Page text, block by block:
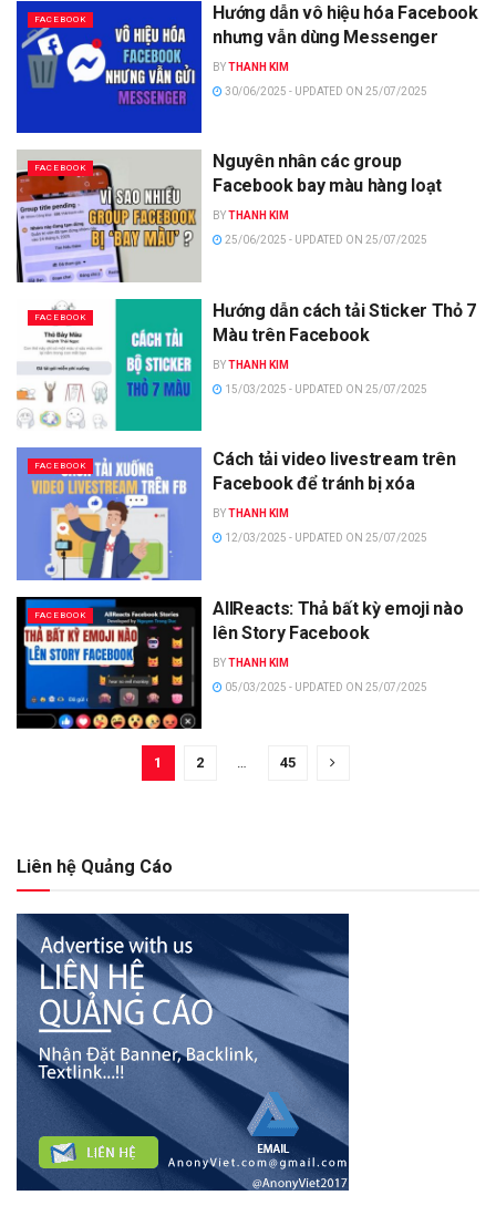
FACEBOOK
Hướng dẫn vô hiệu hóa Facebook
nhưng vẫn dùng Messenger
BYTHANH KIM
30/06/2025 - UPDATED ON 25/07/2025
FACEBOOK
Nguyên nhân các group
Facebook bay màu hàng loạt
BYTHANH KIM
25/06/2025 - UPDATED ON 25/07/2025
FACEBOOK
Hướng dẫn cách tải Sticker Thỏ 7
Màu trên Facebook
BYTHANH KIM
15/03/2025 - UPDATED ON 25/07/2025
FACEBOOK
Cách tải video livestream trên
Facebook để tránh bị xóa
BYTHANH KIM
12/03/2025 - UPDATED ON 25/07/2025
FACEBOOK
AllReacts: Thả bất kỳ emoji nào
lên Story Facebook
BYTHANH KIM
05/03/2025 - UPDATED ON 25/07/2025
1 2 … 45
Liên hệ Quảng Cáo